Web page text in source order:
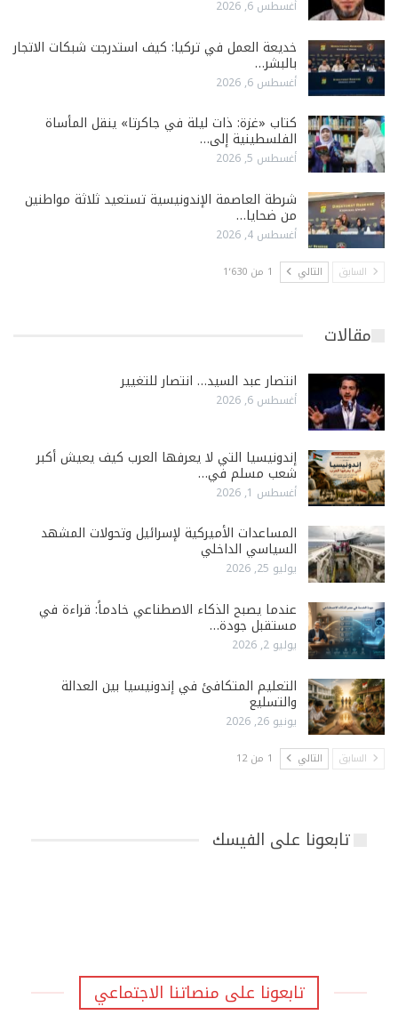
أغسطس 6, 2026
خديعة العمل في تركيا: كيف استدرجت شبكات الاتجار
بالبشر…
أغسطس 6, 2026
كتاب «غزة: ذات ليلة في جاكرتا» ينقل المأساة
الفلسطينية إلى…
أغسطس 5, 2026
شرطة العاصمة الإندونيسية تستعيد ثلاثة مواطنين
من ضحايا…
أغسطس 4, 2026
السابق التالي 1 من 1٬630
مقالات
انتصار عبد السيد… انتصار للتغيير
أغسطس 6, 2026
إندونيسيا التي لا يعرفها العرب كيف يعيش أكبر
شعب مسلم في…
أغسطس 1, 2026
المساعدات الأميركية لإسرائيل وتحولات المشهد
السياسي الداخلي
يوليو 25, 2026
عندما يصبح الذكاء الاصطناعي خادماً: قراءة في
مستقبل جودة…
يوليو 2, 2026
التعليم المتكافئ في إندونيسيا بين العدالة
والتسليع
يونيو 26, 2026
السابق التالي 1 من 12
تابعونا على الفيسك
تابعونا على منصاتنا الاجتماعي